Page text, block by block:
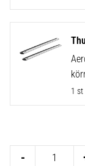
1 st
-